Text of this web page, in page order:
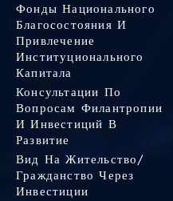
Фонды Национального
Благосостояния И
Привлечение
Институционального
Капитала
Консультации По
Вопросам Филантропии
И Инвестиций В
Развитие
Вид На Жительство/
Гражданство Через
Инвестиции